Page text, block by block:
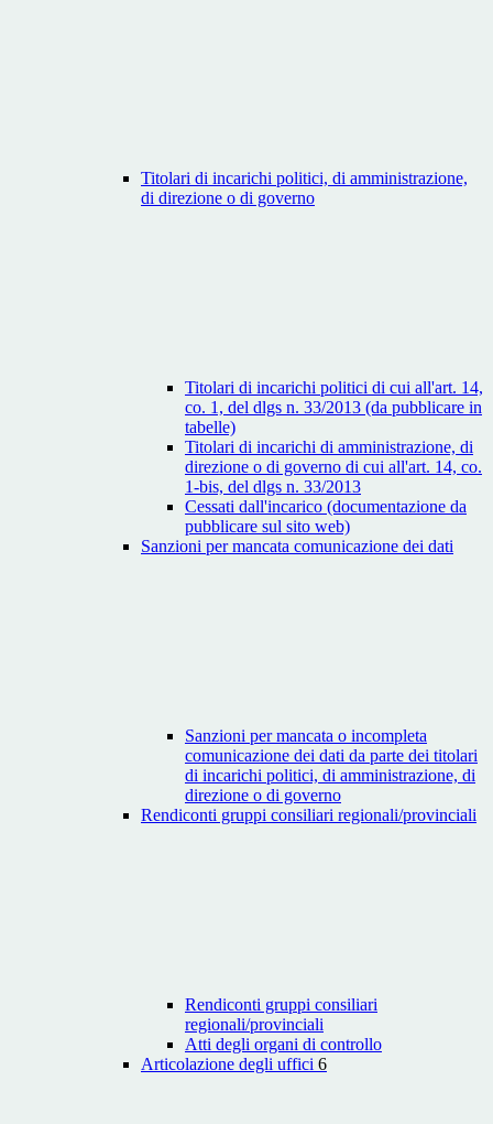
Titolari di incarichi politici, di amministrazione,
di direzione o di governo
Titolari di incarichi politici di cui all'art. 14,
co. 1, del dlgs n. 33/2013 (da pubblicare in
tabelle)
Titolari di incarichi di amministrazione, di
direzione o di governo di cui all'art. 14, co.
1-bis, del dlgs n. 33/2013
Cessati dall'incarico (documentazione da
pubblicare sul sito web)
Sanzioni per mancata comunicazione dei dati
Sanzioni per mancata o incompleta
comunicazione dei dati da parte dei titolari
di incarichi politici, di amministrazione, di
direzione o di governo
Rendiconti gruppi consiliari regionali/provinciali
Rendiconti gruppi consiliari
regionali/provinciali
Atti degli organi di controllo
Articolazione degli uffici 6